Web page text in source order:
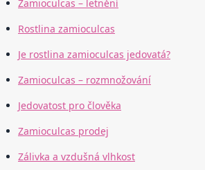
Zamioculcas – letnění
Rostlina zamioculcas
Je rostlina zamioculcas jedovatá?
Zamioculcas – rozmnožování
Jedovatost pro člověka
Zamioculcas prodej
Zálivka a vzdušná vlhkost